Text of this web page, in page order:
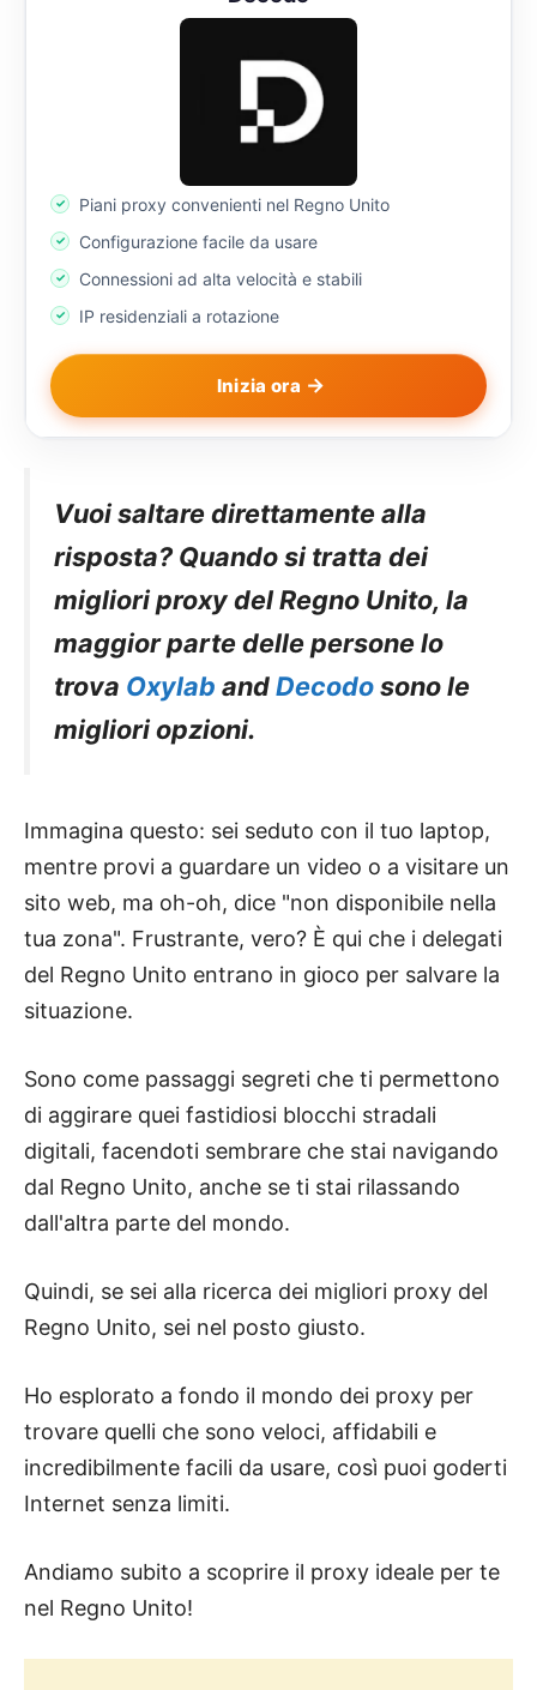
Piani proxy convenienti nel Regno Unito
Configurazione facile da usare
Connessioni ad alta velocità e stabili
IP residenziali a rotazione
Inizia ora
Vuoi saltare direttamente alla
risposta? Quando si tratta dei
migliori proxy del Regno Unito, la
maggior parte delle persone lo
trova Oxylab andDecodosono le
migliori opzioni.
Immagina questo: sei seduto con il tuo laptop,
mentre provi a guardare un video o a visitare un
sito web, ma oh-oh, dice "non disponibile nella
tua zona". Frustrante, vero? È qui che i delegati
del Regno Unito entrano in gioco per salvare la
situazione.
Sono come passaggi segreti che ti permettono
di aggirare quei fastidiosi blocchi stradali
digitali, facendoti sembrare che stai navigando
dal Regno Unito, anche se ti stai rilassando
dall'altra parte del mondo.
Quindi, se sei alla ricerca dei migliori proxy del
Regno Unito, sei nel posto giusto.
Ho esplorato a fondo il mondo dei proxy per
trovare quelli che sono veloci, affidabili e
incredibilmente facili da usare, così puoi goderti
Internet senza limiti.
Andiamo subito a scoprire il proxy ideale per te
nel Regno Unito!